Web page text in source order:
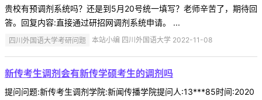
贵校有预调剂系统吗？还是到5月20号统一填写？老师辛苦了，期待回
答。回复内容:直接通过研招网调剂系统申请。 ...
四川外国语大学考研问题 本站小编 四川外国语大学 2022-11-08
新传考生调剂会有新传学硕考生的调剂吗
提问问题:新传考生调剂学院:新闻传播学院提问人:13***85时间:2020